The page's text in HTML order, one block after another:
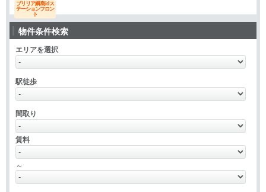
ブリリア綱島idス
テーションフロン
ト
物件条件検索
エリアを選択
駅徒歩
間取り
賃料
～